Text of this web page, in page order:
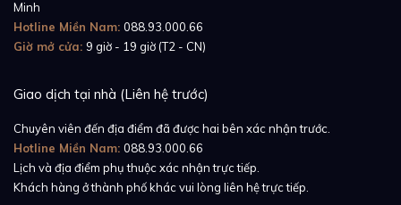
Minh
Hotline Miền Nam: 088.93.000.66
Giờ mở cửa: 9 giờ - 19 giờ (T2 - CN)
Giao dịch tại nhà (Liên hệ trước)
Chuyên viên đến địa điểm đã được hai bên xác nhận trước.
Hotline Miền Nam: 088.93.000.66
Lịch và địa điểm phụ thuộc xác nhận trực tiếp.
Khách hàng ở thành phố khác vui lòng liên hệ trực tiếp.